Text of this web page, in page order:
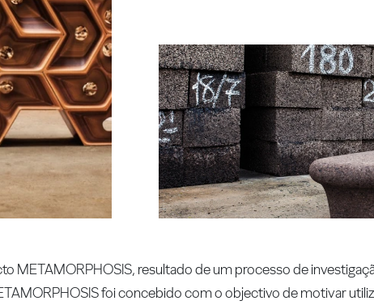
METAMORPHOSIS, resultado de um processo de
foi concebido com o objectivo de motivar